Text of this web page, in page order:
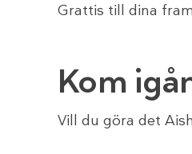
Grattis till dina
Kom
Vill du göra det